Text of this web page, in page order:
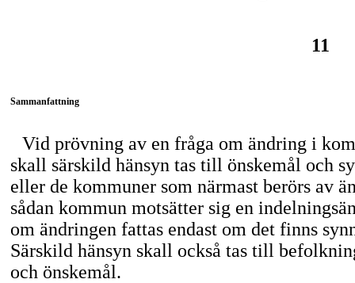
11
Sammanfattning
Vid prövning av en fråga om ändring i
skall särskild hänsyn tas till önskemål och
eller de kommuner som närmast berörs av
sådan kommun motsätter sig en
om ändringen fattas endast om det finns
Särskild hänsyn skall också tas till
och önskemål.